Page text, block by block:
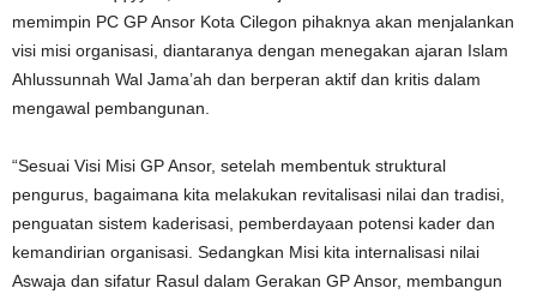
memimpin PC GP Ansor Kota Cilegon pihaknya akan menjalankan
visi misi organisasi, diantaranya dengan menegakan ajaran Islam
Ahlussunnah Wal Jama’ah dan berperan aktif dan kritis dalam
mengawal pembangunan.
“Sesuai Visi Misi GP Ansor, setelah membentuk struktural
pengurus, bagaimana kita melakukan revitalisasi nilai dan tradisi,
penguatan sistem kaderisasi, pemberdayaan potensi kader dan
kemandirian organisasi. Sedangkan Misi kita internalisasi nilai
Aswaja dan sifatur Rasul dalam Gerakan GP Ansor, membangun